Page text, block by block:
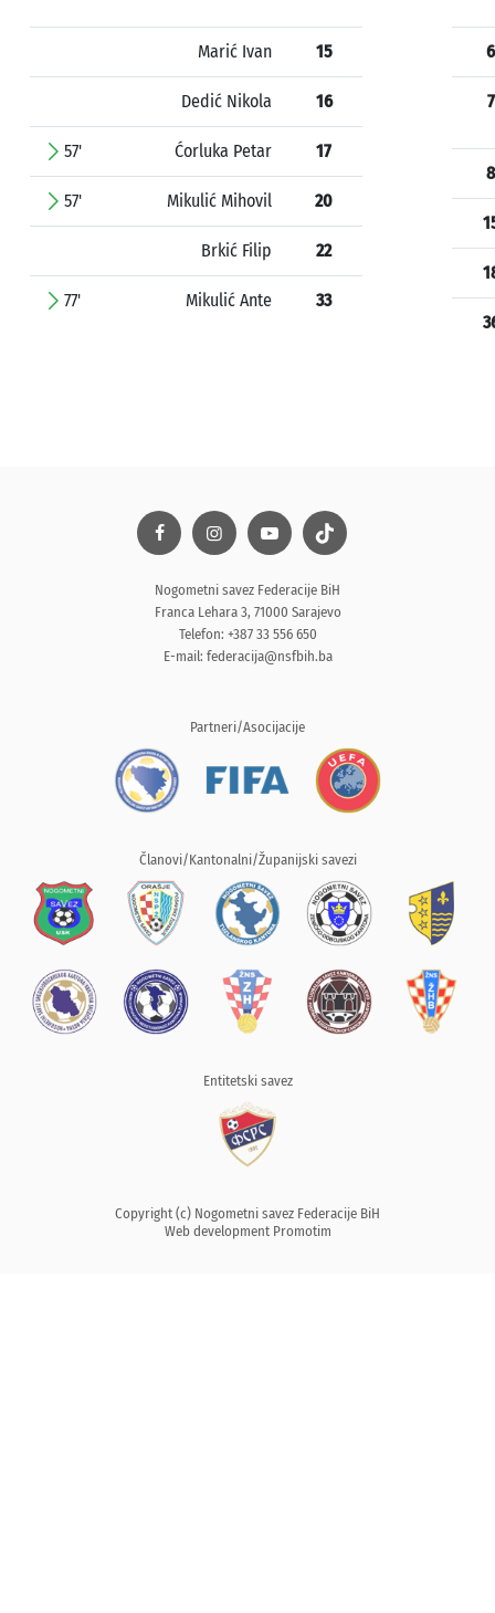
Marić Ivan 15
Dedić Nikola 16
57' Ćorluka Petar 17
57' Mikulić Mihovil 20
Brkić Filip 22
77' Mikulić Ante 33
6
7
8
Nogometni savez Federacije BiH
Franca Lehara 3, 71000 Sarajevo
Telefon: +387 33 556 650
E-mail: federacija@nsfbih.ba
Partneri/Asocijacije
Članovi/Kantonalni/Županijski savezi
Entitetski savez
Copyright (c) Nogometni savez Federacije BiH
Web development Promotim